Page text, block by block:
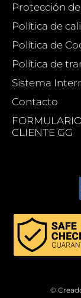
Protección
Política de
Política de
Política de
Sistema
Contacto
CLIENTE GG
©